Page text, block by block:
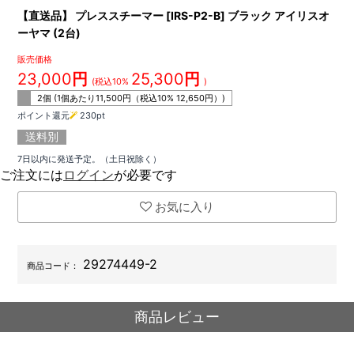
【直送品】 プレススチーマー [IRS-P2-B] ブラック アイリスオ
ーヤマ (2台)
販売価格
23,000 円 (税込10% 25,300 円 )
2個 (1個あたり11,500円（税込10%12,650円）)
ポイント還元
230pt
送料別
7日以内に発送予定。（土日祝除く）
ご注文には ログインが必要です
お気に入り
商品コード： 29274449-2
商品レビュー